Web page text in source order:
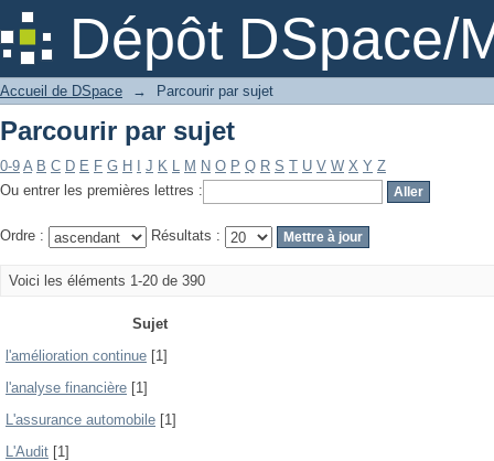
Dépôt DSpace/
Parcourir par sujet
Accueil de DSpace → Parcourir par sujet
Parcourir par sujet
0-9 A B C D E F G H J K L M N O P Q R S T U V W X Y Z
Ou entrer les premières lettres :
Ordre : Résultats :
Voici les éléments 1-20 de 390
Sujet
l'amélioration continue [1]
l'analyse financière [1]
L'assurance automobile [1]
L'Audit [1]